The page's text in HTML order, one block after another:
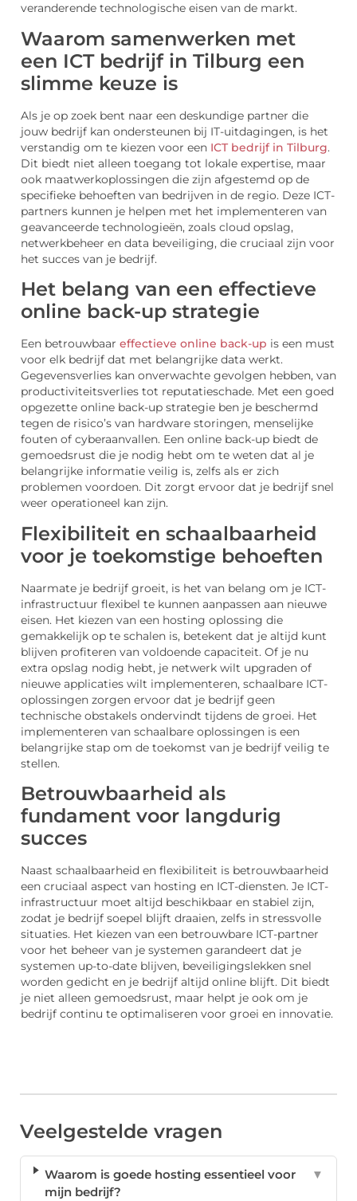
veranderende technologische eisen van de markt.
Waarom samenwerken met
een ICT bedrijf in Tilburg een
slimme keuze is
Als je op zoek bent naar een deskundige partner die
jouw bedrijf kan ondersteunen bij IT-uitdagingen, is het
verstandig om te kiezen voor een ICT bedrijf in Tilburg.
Dit biedt niet alleen toegang tot lokale expertise, maar
ook maatwerkoplossingen die zijn afgestemd op de
specifieke behoeften van bedrijven in de regio. Deze ICT-
partners kunnen je helpen met het implementeren van
geavanceerde technologieën, zoals cloud opslag,
netwerkbeheer en data beveiliging, die cruciaal zijn voor
het succes van je bedrijf.
Het belang van een effectieve
online back-up strategie
Een betrouwbaar effectieve online back-up is een must
voor elk bedrijf dat met belangrijke data werkt.
Gegevensverlies kan onverwachte gevolgen hebben, van
productiviteitsverlies tot reputatieschade. Met een goed
opgezette online back-up strategie ben je beschermd
tegen de risico’s van hardware storingen, menselijke
fouten of cyberaanvallen. Een online back-up biedt de
gemoedsrust die je nodig hebt om te weten dat al je
belangrijke informatie veilig is, zelfs als er zich
problemen voordoen. Dit zorgt ervoor dat je bedrijf snel
weer operationeel kan zijn.
Flexibiliteit en schaalbaarheid
voor je toekomstige behoeften
Naarmate je bedrijf groeit, is het van belang om je ICT-
infrastructuur flexibel te kunnen aanpassen aan nieuwe
eisen. Het kiezen van een hosting oplossing die
gemakkelijk op te schalen is, betekent dat je altijd kunt
blijven profiteren van voldoende capaciteit. Of je nu
extra opslag nodig hebt, je netwerk wilt upgraden of
nieuwe applicaties wilt implementeren, schaalbare ICT-
oplossingen zorgen ervoor dat je bedrijf geen
technische obstakels ondervindt tijdens de groei. Het
implementeren van schaalbare oplossingen is een
belangrijke stap om de toekomst van je bedrijf veilig te
stellen.
Betrouwbaarheid als
fundament voor langdurig
succes
Naast schaalbaarheid en flexibiliteit is betrouwbaarheid
een cruciaal aspect van hosting en ICT-diensten. Je ICT-
infrastructuur moet altijd beschikbaar en stabiel zijn,
zodat je bedrijf soepel blijft draaien, zelfs in stressvolle
situaties. Het kiezen van een betrouwbare ICT-partner
voor het beheer van je systemen garandeert dat je
systemen up-to-date blijven, beveiligingslekken snel
worden gedicht en je bedrijf altijd online blijft. Dit biedt
je niet alleen gemoedsrust, maar helpt je ook om je
bedrijf continu te optimaliseren voor groei en innovatie.
Veelgestelde vragen
Waarom is goede hosting essentieel voor
mijn bedrijf?
▼